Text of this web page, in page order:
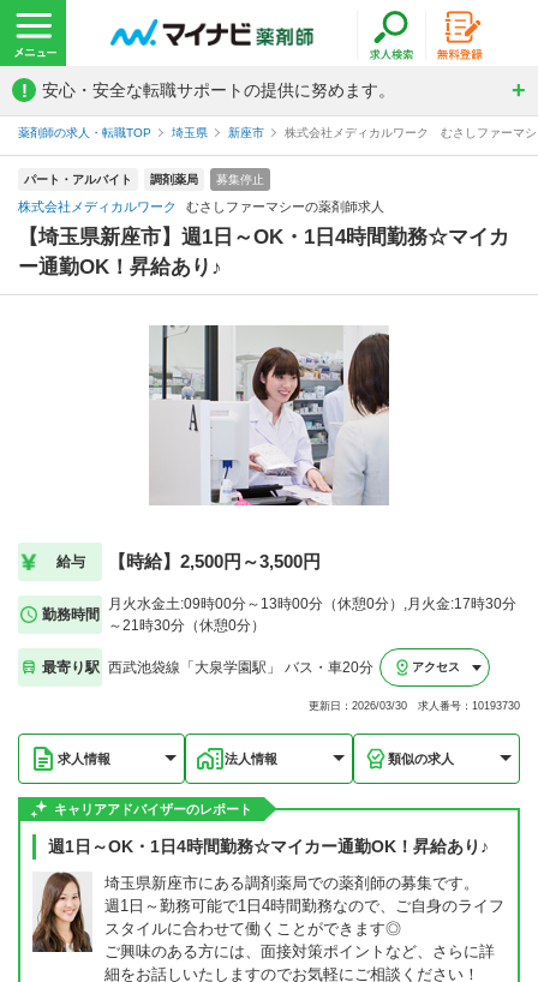
! 安心・安全な転職サポートの提供に努めます。
薬剤師の求人・転職TOP 埼玉県 新座市 株式会社メディカルワーク むさしファーマ
パート・アルバイト 調剤薬局 募集停止
株式会社メディカルワーク むさしファーマシーの薬剤師求人
【埼玉県新座市】週1日～OK・1日4時間勤務☆マイカ
ー通勤OK！昇給あり♪
給与 【時給】2,500円～3,500円
勤務時間
月火水金土:09時00分～13時00分（休憩0分）,月火金:17時30分
～21時30分（休憩0分）
最寄り駅 西武池袋線「大泉学園駅」 バス・車20分 アクセス
更新日：2026/03/30 求人番号：10193730
求人情報 法人情報 類似の求人
キャリアアドバイザーのレポート
週1日～OK・1日4時間勤務☆マイカー通勤OK！昇給あり♪
埼玉県新座市にある調剤薬局での薬剤師の募集です。
週1日～勤務可能で1日4時間勤務なので、ご自身のライフ
スタイルに合わせて働くことができます◎
ご興味のある方には、面接対策ポイントなど、さらに詳
細をお話しいたしますのでお気軽にご相談ください！